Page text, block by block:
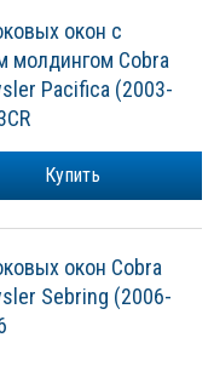
окон с
молдингом Cobra
Pacifica (2003-
Купить
окон Cobra
Sebring (2006-